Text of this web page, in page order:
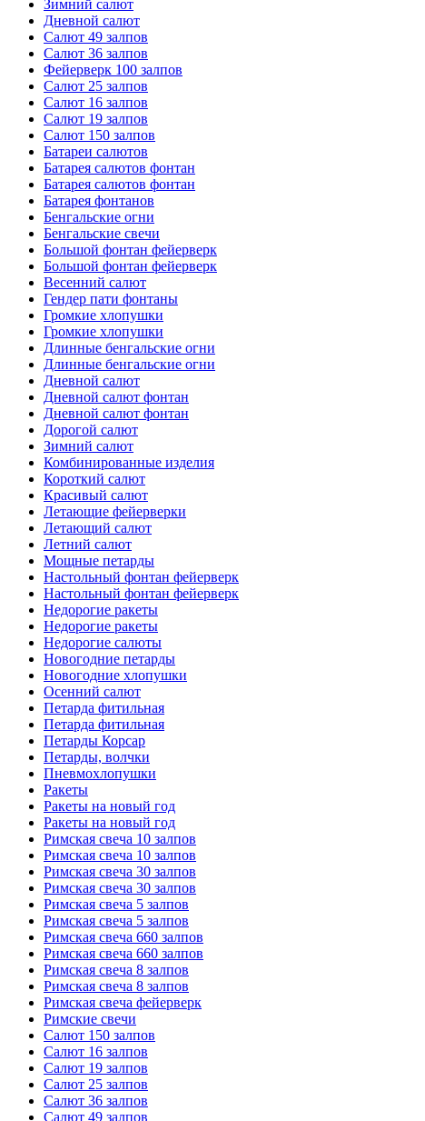
Зимний салют
Дневной салют
Салют 49 залпов
Салют 36 залпов
Фейерверк 100 залпов
Салют 25 залпов
Салют 16 залпов
Салют 19 залпов
Салют 150 залпов
Батареи салютов
Батарея салютов фонтан
Батарея салютов фонтан
Батарея фонтанов
Бенгальские огни
Бенгальские свечи
Большой фонтан фейерверк
Большой фонтан фейерверк
Весенний салют
Гендер пати фонтаны
Громкие хлопушки
Громкие хлопушки
Длинные бенгальские огни
Длинные бенгальские огни
Дневной салют
Дневной салют фонтан
Дневной салют фонтан
Дорогой салют
Зимний салют
Комбинированные изделия
Короткий салют
Красивый салют
Летающие фейерверки
Летающий салют
Летний салют
Мощные петарды
Настольный фонтан фейерверк
Настольный фонтан фейерверк
Недорогие ракеты
Недорогие ракеты
Недорогие салюты
Новогодние петарды
Новогодние хлопушки
Осенний салют
Петарда фитильная
Петарда фитильная
Петарды Корсар
Петарды, волчки
Пневмохлопушки
Ракеты
Ракеты на новый год
Ракеты на новый год
Римская свеча 10 залпов
Римская свеча 10 залпов
Римская свеча 30 залпов
Римская свеча 30 залпов
Римская свеча 5 залпов
Римская свеча 5 залпов
Римская свеча 660 залпов
Римская свеча 660 залпов
Римская свеча 8 залпов
Римская свеча 8 залпов
Римская свеча фейерверк
Римские свечи
Салют 150 залпов
Салют 16 залпов
Салют 19 залпов
Салют 25 залпов
Салют 36 залпов
Салют 49 залпов